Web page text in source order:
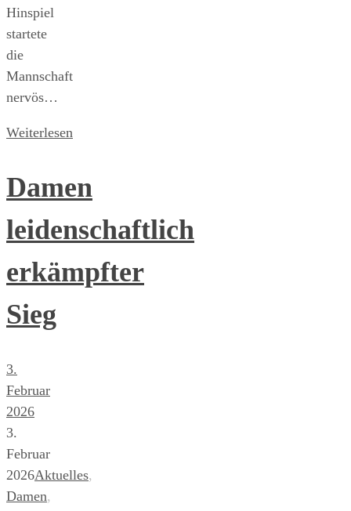
Hinspiel
startete
die
Mannschaft
nervös…
Weiterlesen
Damen
leidenschaftlich
erkämpfter
Sieg
3.
Februar
2026
3.
Februar
2026Aktuelles,
Damen,